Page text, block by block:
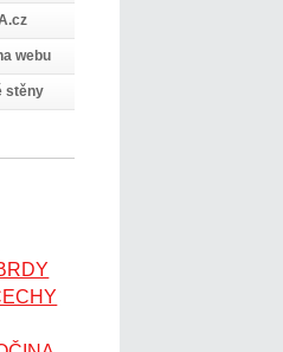
webu
stěny